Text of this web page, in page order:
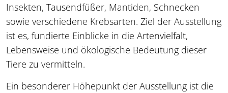
Insekten, Tausendfüßer, Mantiden, Schnecken
sowie verschiedene Krebsarten. Ziel der Ausstellung
ist es, fundierte Einblicke in die Artenvielfalt,
Lebensweise und ökologische Bedeutung dieser
Tiere zu vermitteln.
Ein besonderer Höhepunkt der Ausstellung ist die